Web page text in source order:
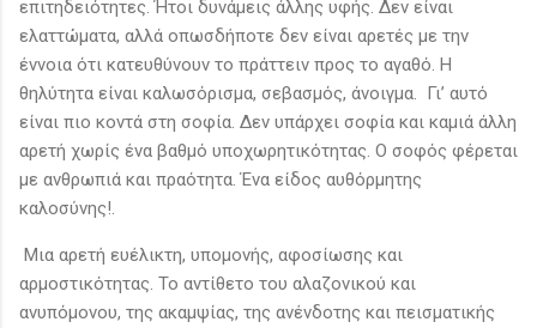
επιτηδειότητες. Ήτοι δυνάμεις άλλης υφής. Δεν είναι
ελαττώματα, αλλά οπωσδήποτε δεν είναι αρετές με την
έννοια ότι κατευθύνουν το πράττειν προς το αγαθό. Η
θηλύτητα είναι καλωσόρισμα, σεβασμός, άνοιγμα. Γι’ αυτό
είναι πιο κοντά στη σοφία. Δεν υπάρχει σοφία και καμιά άλλη
αρετή χωρίς ένα βαθμό υποχωρητικότητας. Ο σοφός φέρεται
με ανθρωπιά και πραότητα. Ένα είδος αυθόρμητης
καλοσύνης!.
Μια αρετή ευέλικτη, υπομονής, αφοσίωσης και
αρμοστικότητας. Το αντίθετο του αλαζονικού και
ανυπόμονου, της ακαμψίας, της ανένδοτης και πεισματικής